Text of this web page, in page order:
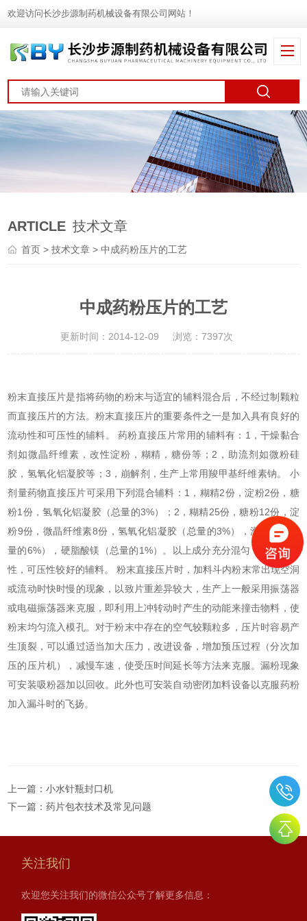
欢迎访问长沙步源制药机械设备有限公司网站！
ARTICLE 技术文章
首页 >技术文章 > 中成药粉压片的工艺
中成药粉压片的工艺
更新时间：2014-12-09 浏览：7397次
粉末直接压片是指将药物的粉末与适宜的辅料混合后，不经过制颗粒
而直接压片的方法。粉末直接压片的重要条件之一是加入具有良好的
流动性和可压性的辅料。 药粉直接压片常用的辅料有：1，干燥黏合
剂如微晶纤维素，改性淀粉，糊精，糖份等；2，助流剂如微粉硅
胶，氢氧化铝凝胶等；3，崩解剂，生产上常用羧甲基纤维素钠。 小
剂量药物直接压片可采用下列混合辅料：1，糊精2份，淀粉2份，糖
粉1份，氢氧化铝凝胶（总量的3%）；2，糊精25份，糖粉12份，淀
粉9份，微晶纤维素8份，氢氧化铝凝胶（总量的3%），滑石粉（总
量的6%），硬脂酸镁（总量的1%）。以上成分充分混匀，可得流动
性，可压性较好的辅料。 粉末直接压片时，加料斗内粉末常出现空洞
或流动时快时慢的现象，以致片重差异较大，生产上一般采用振荡器
或电磁振荡器来克服，即利用上冲转动时产生的动能来撞击物料，使
粉末均匀流入模孔。对于粉末中存在的空气较颗粒多，压片时容易产
生顶裂，可以通过适当加大压力，改进设备，增加预压过程（分次加
压的压片机），减慢车速，使受压时间延长等方法来克服。漏粉现象
可安装吸粉器加以回收。此外也可安装自动密闭加料设备以克服药粉
加入漏斗时的飞扬。
上一篇：小水针瓶封口机
下一篇：药片包衣技术及常见问题
关注我们
欢迎您关注我们的微信公众号了解更多信息：